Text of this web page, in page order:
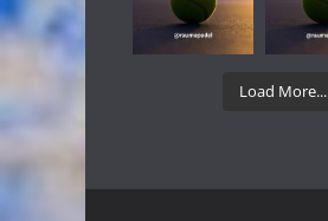
Load More...